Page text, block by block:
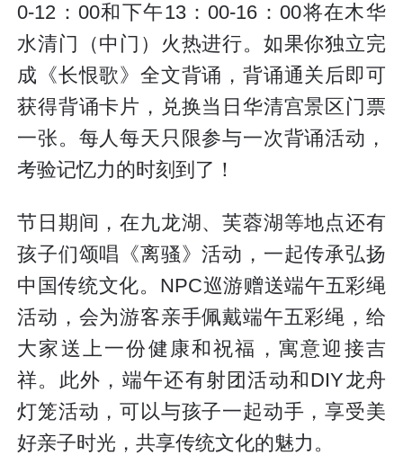
0-12：00和下午13：00-16：00将在木华
水清门（中门）火热进行。如果你独立完
成《长恨歌》全文背诵，背诵通关后即可
获得背诵卡片，兑换当日华清宫景区门票
一张。每人每天只限参与一次背诵活动，
考验记忆力的时刻到了！
节日期间，在九龙湖、芙蓉湖等地点还有
孩子们颂唱《离骚》活动，一起传承弘扬
中国传统文化。NPC巡游赠送端午五彩绳
活动，会为游客亲手佩戴端午五彩绳，给
大家送上一份健康和祝福，寓意迎接吉
祥。此外，端午还有射团活动和DIY龙舟
灯笼活动，可以与孩子一起动手，享受美
好亲子时光，共享传统文化的魅力。